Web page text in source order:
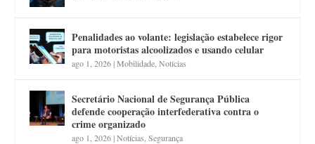
Penalidades ao volante: legislação estabelece rigor
para motoristas alcoolizados e usando celular
ago 1, 2026|Mobilidade ,Notícias
Secretário Nacional de Segurança Pública
defende cooperação interfederativa contra o
crime organizado
ago 1, 2026|Notícias ,Segurança